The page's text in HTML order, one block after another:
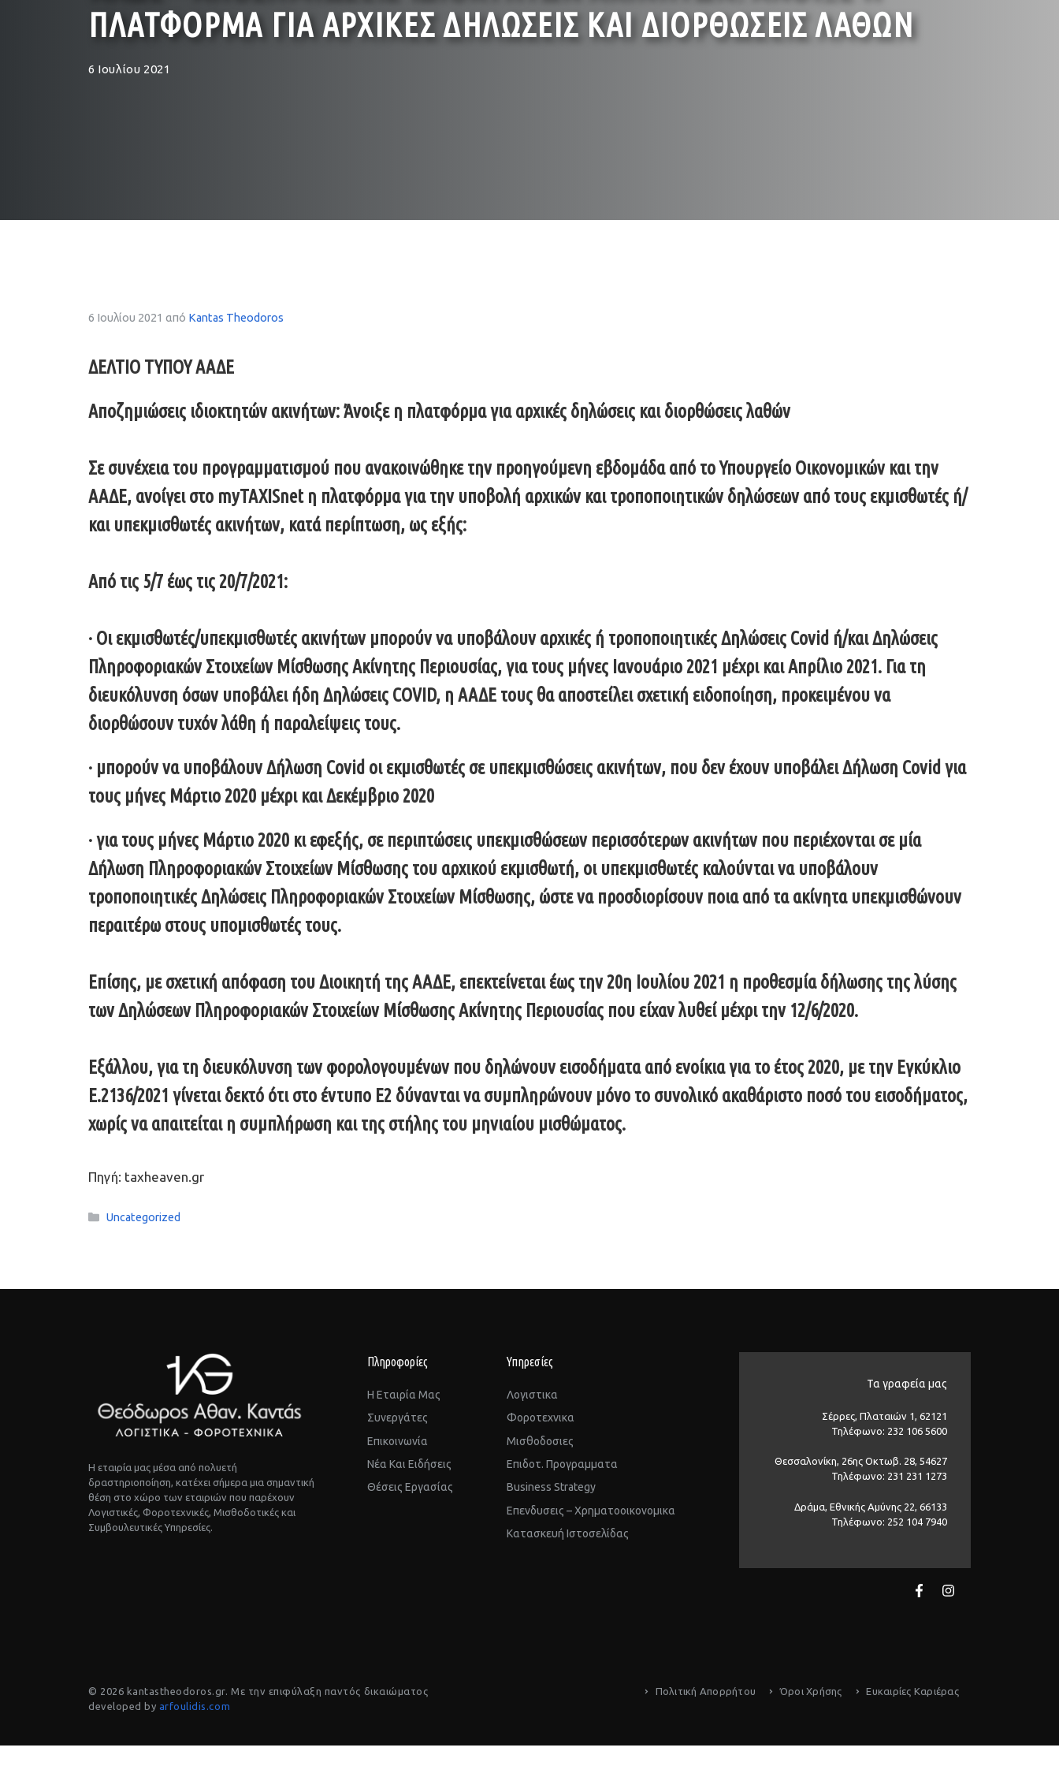
ΠΛΑΤΦΟΡΜΑ ΓΙΑ ΑΡΧΙΚΕΣ ΔΗΛΩΣΕΙΣ ΚΑΙ ΔΙΟΡΘΩΣΕΙΣ ΛΑΘΩΝ
6 Ιουλίου 2021
6 Ιουλίου 2021 από Kantas Theodoros
ΔΕΛΤΙΟ ΤΥΠΟΥ ΑΑΔΕ
Αποζημιώσεις ιδιοκτητών ακινήτων: Άνοιξε η πλατφόρμα για αρχικές δηλώσεις και διορθώσεις λαθών
Σε συνέχεια του προγραμματισμού που ανακοινώθηκε την προηγούμενη εβδομάδα από το Υπουργείο Οικονομικών και την
ΑΑΔΕ, ανοίγει στο myTAXISnet η πλατφόρμα για την υποβολή αρχικών και τροποποιητικών δηλώσεων από τους εκμισθωτές ή/
και υπεκμισθωτές ακινήτων, κατά περίπτωση, ως εξής:
Από τις 5/7 έως τις 20/7/2021:
· Οι εκμισθωτές/υπεκμισθωτές ακινήτων μπορούν να υποβάλουν αρχικές ή τροποποιητικές Δηλώσεις Covid ή/και Δηλώσεις
Πληροφοριακών Στοιχείων Μίσθωσης Ακίνητης Περιουσίας, για τους μήνες Ιανουάριο 2021 μέχρι και Απρίλιο 2021. Για τη
διευκόλυνση όσων υποβάλει ήδη Δηλώσεις COVID, η ΑΑΔΕ τους θα αποστείλει σχετική ειδοποίηση, προκειμένου να
διορθώσουν τυχόν λάθη ή παραλείψεις τους.
· μπορούν να υποβάλουν Δήλωση Covid οι εκμισθωτές σε υπεκμισθώσεις ακινήτων, που δεν έχουν υποβάλει Δήλωση Covid για
τους μήνες Μάρτιο 2020 μέχρι και Δεκέμβριο 2020
· για τους μήνες Μάρτιο 2020 κι εφεξής, σε περιπτώσεις υπεκμισθώσεων περισσότερων ακινήτων που περιέχονται σε μία
Δήλωση Πληροφοριακών Στοιχείων Μίσθωσης του αρχικού εκμισθωτή, οι υπεκμισθωτές καλούνται να υποβάλουν
τροποποιητικές Δηλώσεις Πληροφοριακών Στοιχείων Μίσθωσης, ώστε να προσδιορίσουν ποια από τα ακίνητα υπεκμισθώνουν
περαιτέρω στους υπομισθωτές τους.
Επίσης, με σχετική απόφαση του Διοικητή της ΑΑΔΕ, επεκτείνεται έως την 20η Ιουλίου 2021 η προθεσμία δήλωσης της λύσης
των Δηλώσεων Πληροφοριακών Στοιχείων Μίσθωσης Ακίνητης Περιουσίας που είχαν λυθεί μέχρι την 12/6/2020.
Εξάλλου, για τη διευκόλυνση των φορολογουμένων που δηλώνουν εισοδήματα από ενοίκια για το έτος 2020, με την Εγκύκλιο
Ε.2136/2021 γίνεται δεκτό ότι στο έντυπο Ε2 δύνανται να συμπληρώνουν μόνο το συνολικό ακαθάριστο ποσό του εισοδήματος,
χωρίς να απαιτείται η συμπλήρωση και της στήλης του μηνιαίου μισθώματος.
Πηγή: taxheaven.gr
Κατηγορίες
Uncategorized
Η εταιρία μας μέσα από πολυετή
δραστηριοποίηση, κατέχει σήμερα μια σημαντική
θέση στο χώρο των εταιριών που παρέχουν
Λογιστικές, Φοροτεχνικές, Μισθοδοτικές και
Συμβουλευτικές Υπηρεσίες.
Πληροφορίες
Η Εταιρία Μας
Συνεργάτες
Επικοινωνία
Νέα Και Ειδήσεις
Θέσεις Εργασίας
Υπηρεσίες
Λογιστικα
Φοροτεχνικα
Μισθοδοσιες
Επιδοτ. Προγραμματα
Business Strategy
Επενδυσεις – Χρηματοοικονομικα
Kατασκευή Ιστοσελίδας
Τα γραφεία μας
Σέρρες, Πλαταιών 1, 62121
Τηλέφωνο: 232 106 5600
Θεσσαλονίκη, 26ης Οκτωβ. 28, 54627
Τηλέφωνο: 231 231 1273
Δράμα, Εθνικής Αμύνης 22, 66133
Τηλέφωνο: 252 104 7940
© 2026 kantastheodoros.gr. Με την επιφύλαξη παντός δικαιώματος
developed by arfoulidis.com
Πολιτική Απορρήτου Όροι Χρήσης Ευκαιρίες Καριέρας